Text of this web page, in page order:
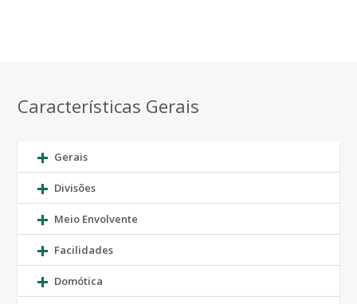
Características Gerais
Gerais
Divisões
Meio Envolvente
Facilidades
Domótica